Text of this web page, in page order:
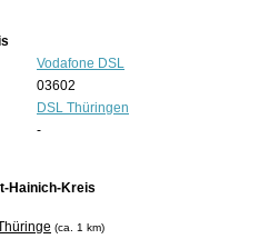
Vodafone DSL
03602
DSL Thüringen
-
Hainich-Kreis
(ca. 1 km)